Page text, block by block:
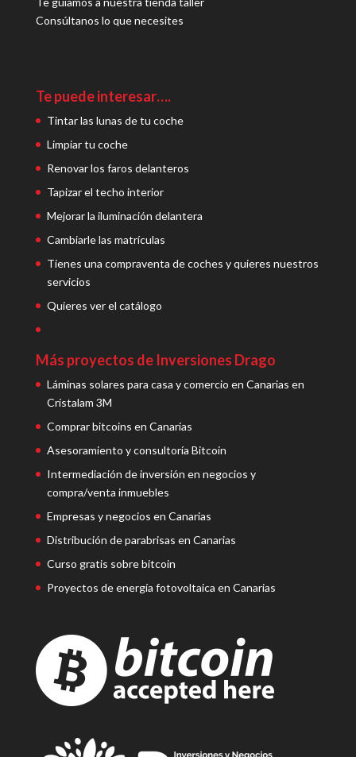
Consúltanos lo que necesites
Te puede interesar….
Tintar las lunas de tu coche
Limpiar tu coche
Renovar los faros delanteros
Tapizar el techo interior
Mejorar la iluminación delantera
Cambiarle las matrículas
Tienes una compraventa de coches y quieres nuestros
servicios
Quieres ver el catálogo
Más proyectos de Inversiones Drago
Láminas solares para casa y comercio en Canarias en
Cristalam 3M
Comprar bitcoins en Canarias
Asesoramiento y consultoría Bitcoin
Intermediación de inversión en negocios y
compra/venta inmuebles
Empresas y negocios en Canarias
Distribución de parabrisas en Canarias
Curso gratis sobre bitcoin
Proyectos de energía fotovoltaica en Canarias